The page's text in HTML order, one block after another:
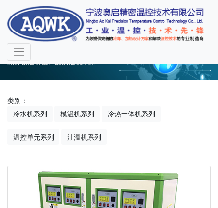
产品中心
服务创造价值、品质造就未来
类别：
冷水机系列
模温机系列 冷热一体机系列
温控单元系列 油温机系列